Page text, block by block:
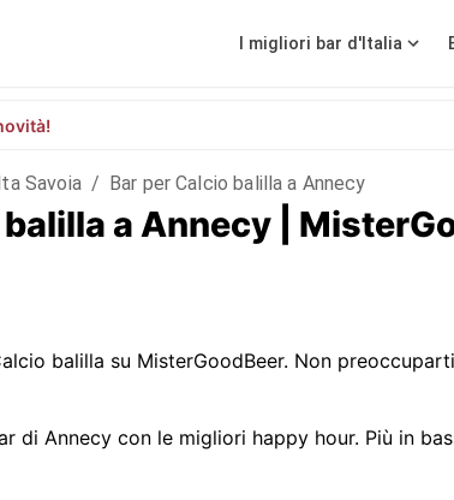
I migliori bar d'Italia
Savoia / Bar per Calcio balilla a Annecy
a Annecy |
balilla su MisterGoodBeer. Non
di Annecy con le migliori happy hour. Più in